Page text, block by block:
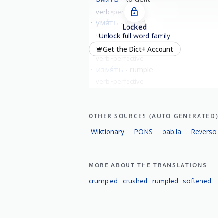
verb perfective
умя́ть knead
verb perfective
замя́ть hush up
verb perfective
измя́ть
Locked
Unlock full word family
Get the Dict+ Account
OTHER SOURCES (AUTO GENERATED)
Wiktionary PONS bab.la Reverso
MORE ABOUT THE TRANSLATIONS
crumpled crushed rumpled softened